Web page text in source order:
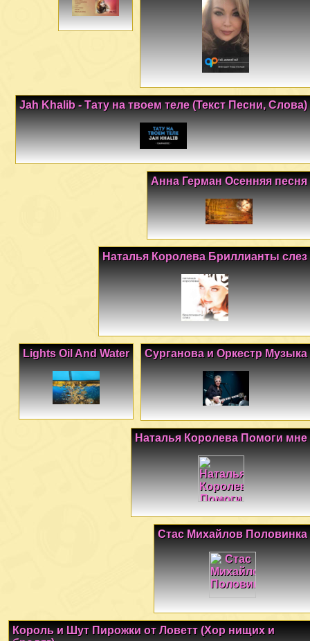
Jah Khalib - Тату на твоем теле (Текст Песни, Слова)
Анна Герман Осенняя песня
Наталья Королева Бриллианты слез
Сурганова и Оркестр Музыка
Lights Oil And Water
Наталья Королева Помоги мне
Стас Михайлов Половинка
Король и Шут Пирожки от Ловетт (Хор нищих и